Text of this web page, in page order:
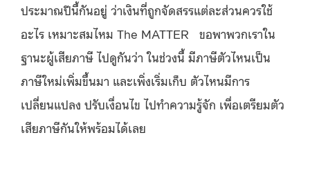
ประมาณปีนี้กันอยู่ ว่าเงินที่ถูกจัดสรรแต่ละส่วนควรใช้
อะไร เหมาะสมไหม The MATTER ขอพาพวกเราใน
ฐานะผู้เสียภาษี ไปดูกันว่า ในช่วงนี้ มีภาษีตัวไหนเป็น
ภาษีใหม่เพิ่มขึ้นมา และเพิ่งเริ่มเก็บ ตัวไหนมีการ
เปลี่ยนแปลง ปรับเงื่อนไข ไปทำความรู้จัก เพื่อเตรียมตัว
เสียภาษีกันให้พร้อมได้เลย